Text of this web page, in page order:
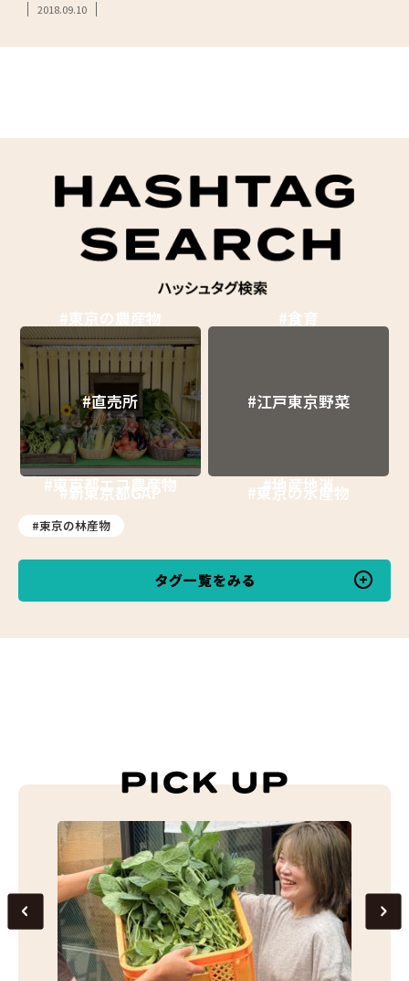
2018.09.10
#東京の農産物 #食育
#直売所 #江戸東京野菜
#東京都エコ農産物 #地産地消
#新東京都GAP #東京の水産物
#東京の林産物